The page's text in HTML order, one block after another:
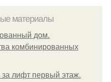
материалы
дом.
комбинированных
за лифт первый этаж.